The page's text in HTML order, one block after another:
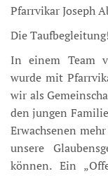
Pfarrvikar Joseph
Die Taufbegleitung!
In einem Team
wurde mit
wir als
den jungen
Erwachsenen
unsere
können. Ein